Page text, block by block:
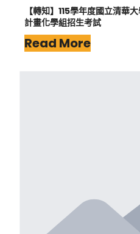
【轉知】115學年度國立清華
計畫化學組招生考試
Read More